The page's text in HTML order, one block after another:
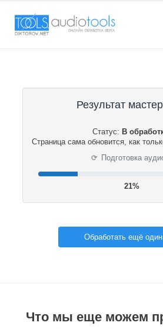
Результат
Статус: В
Страница сама обновится, как
⟳ Подготовка
22%
Обработать ещё один
Что мы еще можем